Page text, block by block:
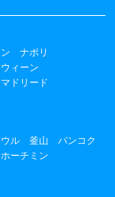
ナポリ
ウィーン
マドリード
ル 釜山
バンコク
ホーチミン